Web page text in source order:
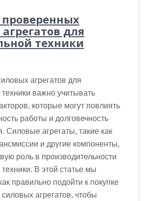
для
техники
агрегатов для
техники важно учитывать
которые могут повлиять
работы и долговечность
Силовые агрегаты, такие как
и другие компоненты,
роль в производительности
техники. В этой статье мы
правильно подойти к покупке
агрегатов, чтобы